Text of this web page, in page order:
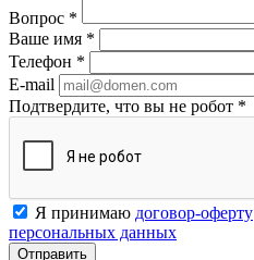
Вопрос *
Ваше имя *
Телефон *
E-mail
Подтвердите, что вы не робот *
Я принимаю договор-оферту
персональных данных